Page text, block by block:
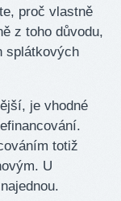
proč vlastně
z toho důvodu,
splátkových
je vhodné
totiž
U